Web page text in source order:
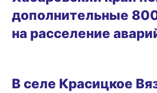
дополнительные
на расселение
В селе Красицкое